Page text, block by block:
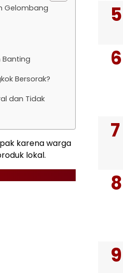
Gelombang
Banting
Bersorak?
dan Tidak
karena warga
lokal.